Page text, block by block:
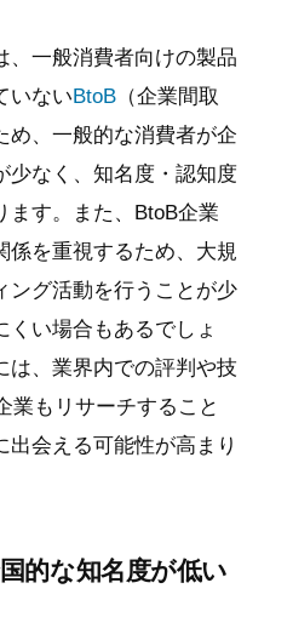
、一般消費者向けの製品
いない BtoB（企業間取
め、一般的な消費者が企
少なく、知名度・認知度
ます。また、BtoB企業
係を重視するため、大規
ング活動を行うことが少
くい場合もあるでしょ
は、業界内での評判や技
業もリサーチすること
出会える可能性が高まり
的な知名度が低い